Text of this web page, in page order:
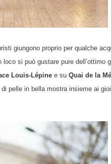
giungono proprio per qualche
si può gustare pure dell’ottimo
Louis-Lépine e su Quai de la
pelle in bella mostra insieme ai